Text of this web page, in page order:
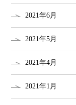
2021年6月
2021年5月
2021年4月
2021年1月